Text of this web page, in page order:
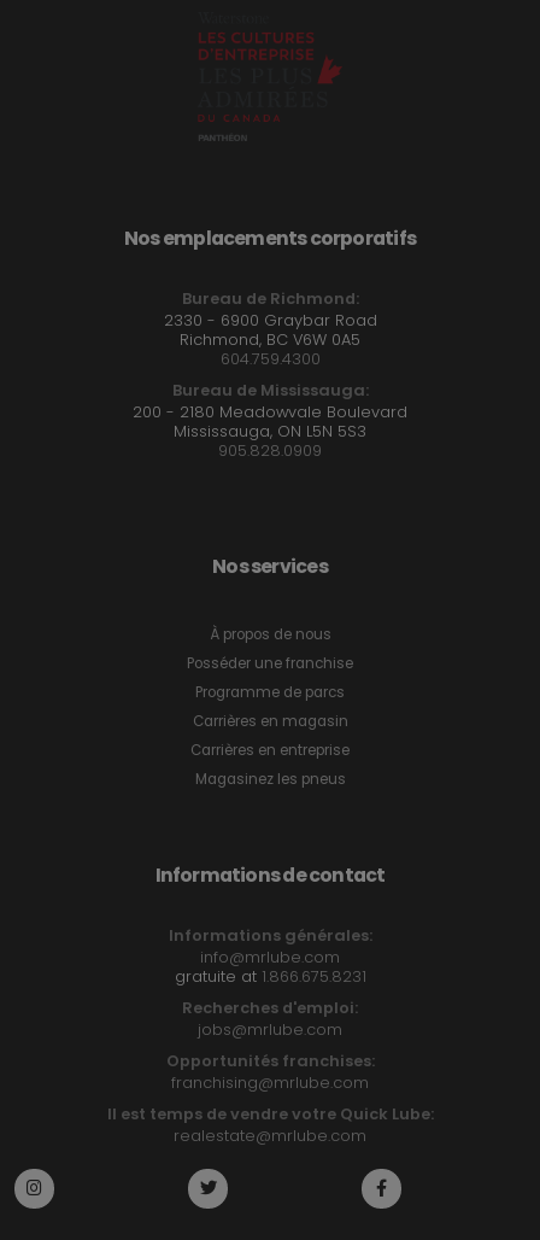
Nos emplacements corporatifs
Bureau de Richmond:
2330 - 6900 Graybar Road
Richmond, BC V6W 0A5
604.759.4300
Bureau de Mississauga:
200 - 2180 Meadowvale Boulevard
Mississauga, ON L5N 5S3
905.828.0909
Nos services
À propos de nous
Posséder une franchise
Programme de parcs
Carrières en magasin
Carrières en entreprise
Magasinez les pneus
Informations de contact
Informations générales:
info@mrlube.com
gratuite at 1.866.675.8231
Recherches d'emploi:
jobs@mrlube.com
Opportunités franchises:
franchising@mrlube.com
Il est temps de vendre votre Quick Lube:
realestate@mrlube.com